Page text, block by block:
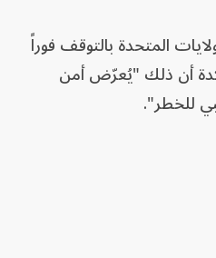
المتحدة بالتوقف فوراً
أن ذلك "يُعرّض أمن
للخطر".